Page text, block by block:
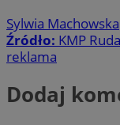
Sylwia Machowska
Źródło: KMP
reklama
Dodaj